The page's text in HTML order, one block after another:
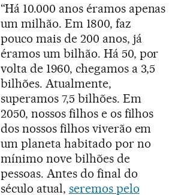
“Há 10.000 anos éramos apenas
um milhão. Em 1800, faz
pouco mais de 200 anos, já
éramos um bilhão. Há 50, por
volta de 1960, chegamos a 3,5
bilhões. Atualmente,
superamos 7,5 bilhões. Em
2050, nossos filhos e os filhos
dos nossos filhos viverão em
um planeta habitado por no
mínimo nove bilhões de
pessoas. Antes do final do
século atual, seremos pelo